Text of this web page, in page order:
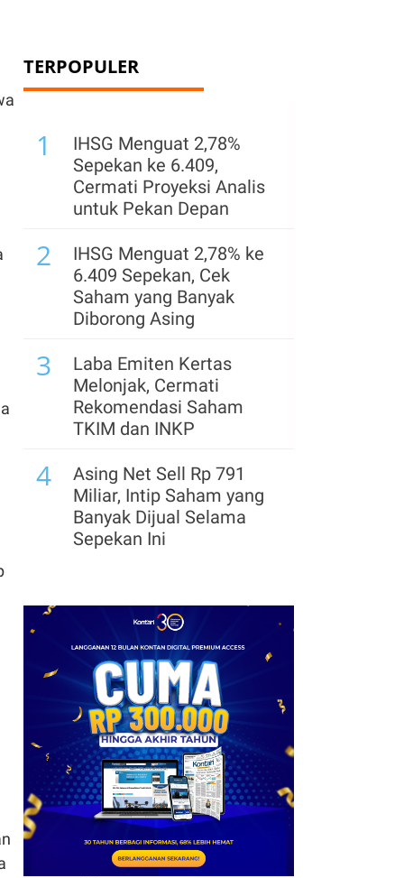
TERPOPULER
1
IHSG Menguat 2,78%
Sepekan ke 6.409,
Cermati Proyeksi Analis
untuk Pekan Depan
2
IHSG Menguat 2,78% ke
6.409 Sepekan, Cek
Saham yang Banyak
Diborong Asing
3
Laba Emiten Kertas
Melonjak, Cermati
Rekomendasi Saham
TKIM dan INKP
4
Asing Net Sell Rp 791
Miliar, Intip Saham yang
Banyak Dijual Selama
Sepekan Ini
Semester I-2026, Cek
Prospek dan
Rekomendasi Saham
SILO